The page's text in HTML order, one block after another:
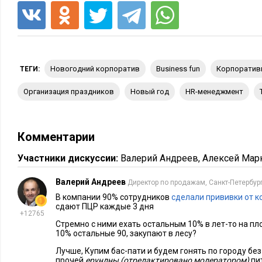
решила провести корпоратив. И он,
формате, как и вся наша остальная
выводы, что нужно учесть в этом
Подготовиться заранее:назначить дату и время.
освободить время для встречи.
происходит более эффектно.
приятны подготовительные хлопоты). Заранее
созвона: это могут быть новогодние аксессуары,
теплого чая.
Кстати, мероприятие пройдет лучше, если команда знакома
созванивалась несколько раз. Так как общаться на
шутить на встречах друг с другом.
ТЕГИ: Новогодний корпоратив business fun
организация праздников новый год HR-менеджмент
Комментарии
Участники дискуссии: Валерий Андреев, Алексей
+12765
Валерий Андреев Директор по продажам, Санкт-
В компании 90% сотрудников сделали прививки от
сдают ПЦР каждые 3 дня
Стремно с ними ехать остальным 10% в лет-то на
10% остальные 90, закупают в лесу?
Лучше, Купим бас-пати и будем гонять по городу